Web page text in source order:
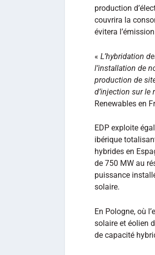
production
couvrira la
évitera
« L’hybridation
l’installation de
production de
d’injection sur le
Renewables en
EDP exploite
ibérique
hybrides en
de 750 MW au
puissance
solaire.
En Pologne, où
solaire et éolien
de capacité